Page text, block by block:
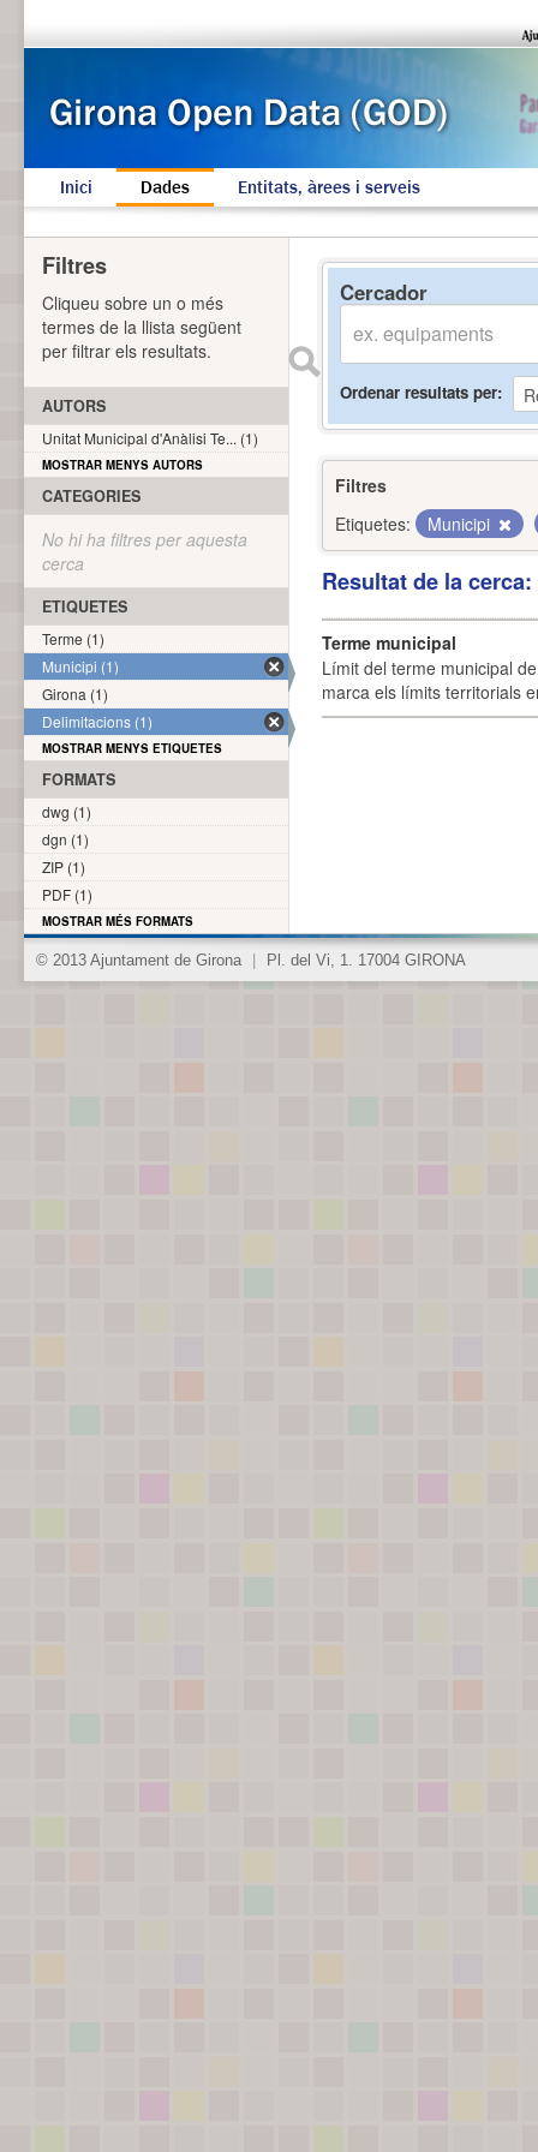
Inici Dades Entitats, àrees i serveis
Cercador
Ordenar resultats per
Filtres
Etiquetes:
Municipi
Resultat de la
Terme municipal
Límit del terme municipal
marca els límits territorials
Filtres
Cliqueu sobre un o més
termes de la llista següent
per filtrar els resultats.
AUTORS
Unitat Municipal d'Anàlisi Te... (1)
MOSTRAR MENYS AUTORS
CATEGORIES
No hi ha filtres per aquesta
cerca
ETIQUETES
Terme (1)
Municipi (1)
Girona (1)
Delimitacions (1)
MOSTRAR MENYS ETIQUETES
FORMATS
dwg (1)
dgn (1)
ZIP (1)
PDF (1)
MOSTRAR MÉS FORMATS
© 2013 Ajuntament de Girona Pl. del Vi, 1. 17004 GIRONA